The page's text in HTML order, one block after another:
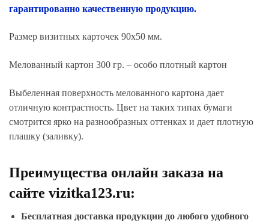
гарантированно качественную продукцию.
Размер визитных карточек 90х50 мм.
Мелованный картон 300 гр. – особо плотный картон
Выбеленная поверхность мелованного картона дает
отличную контрастность. Цвет на таких типах бумаги
смотрится ярко на разнообразных оттенках и дает плотную
плашку (заливку).
Преимущества онлайн заказа на
сайте vizitka123.ru:
Бесплатная доставка продукции до любого удобного